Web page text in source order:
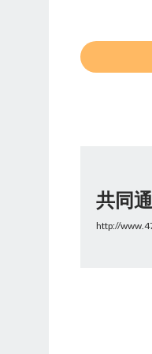
共同
http://